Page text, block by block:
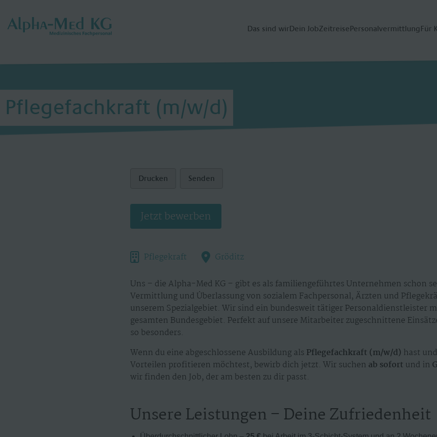
Das sind wirDein JobZeitreisePersonalvermittlung Für
Pflegefachkraft (m/w/d)
Drucken Senden
Jetzt bewerben
Pflegekraft Gröditz
Uns – die Alpha-Med KG – gibt es als familiengeführtes Unternehmen schon
Vermittlung und Überlassung von sozialem Fachpersonal, Ärzten und
unserem Spezialgebiet. Wir sind ein bundesweit tätiger Personaldienstleister
gesamten Bundesgebiet. Perfekt auf unsere Mitarbeiter zugeschnittene
so besonders.
Wenn du eine abgeschlossene Ausbildung als Pflegefachkraft (m/w/d) hast
Vorteilen profitieren möchtest, bewirb dich jetzt. Wir suchen ab sofort und in
wir finden den Job, der am besten zu dir passt.
Unsere Leistungen – Deine Zufriedenheit